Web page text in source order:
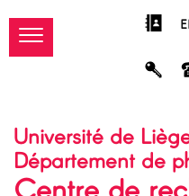
Université de
Département de
Centre de